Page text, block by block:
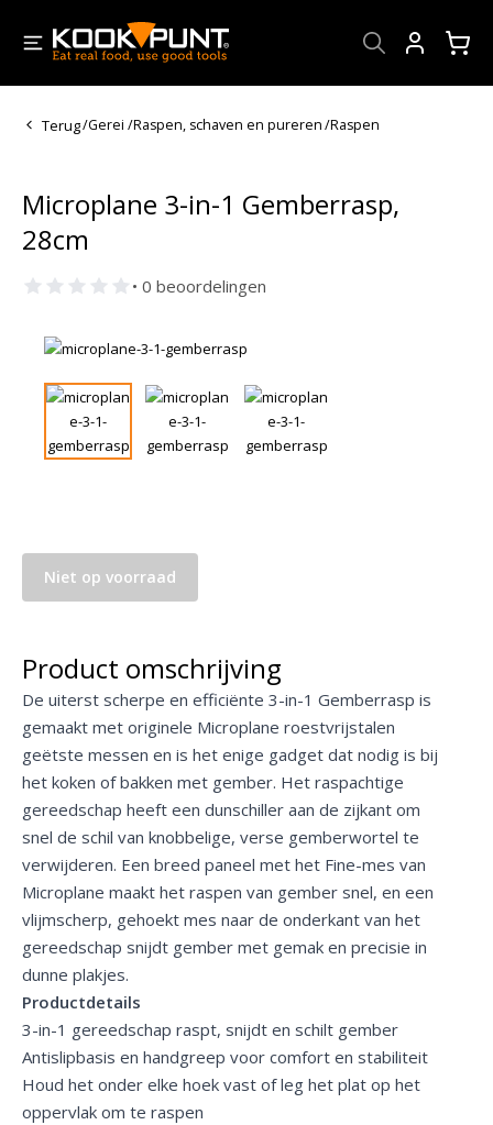
Terug/Gerei /Raspen, schaven en pureren/Raspen
Microplane 3-in-1 Gemberrasp,
28cm
• 0 beoordelingen
Niet op voorraad
Product omschrijving
De uiterst scherpe en efficiënte 3-in-1 Gemberrasp is
gemaakt met originele Microplane roestvrijstalen
geëtste messen en is het enige gadget dat nodig is bij
het koken of bakken met gember. Het raspachtige
gereedschap heeft een dunschiller aan de zijkant om
snel de schil van knobbelige, verse gemberwortel te
verwijderen. Een breed paneel met het Fine-mes van
Microplane maakt het raspen van gember snel, en een
vlijmscherp, gehoekt mes naar de onderkant van het
gereedschap snijdt gember met gemak en precisie in
dunne plakjes.
Productdetails
3-in-1 gereedschap raspt, snijdt en schilt gember
Antislipbasis en handgreep voor comfort en stabiliteit
Houd het onder elke hoek vast of leg het plat op het
oppervlak om te raspen